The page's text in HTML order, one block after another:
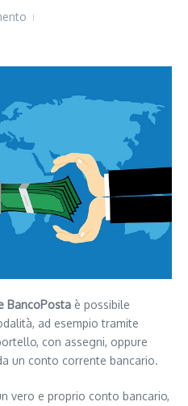
BancoPosta è possibile
ad esempio tramite
con assegni, oppure
un conto corrente bancario.
vero e proprio conto bancario,